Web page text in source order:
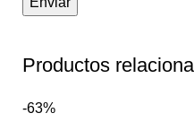
Productos
-63%